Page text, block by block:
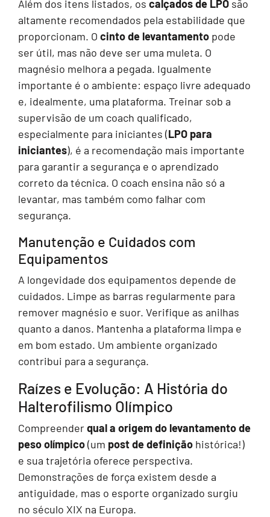
Além dos itens listados, os calçados de LPO são
altamente recomendados pela estabilidade que
proporcionam. O cinto de levantamento pode
ser útil, mas não deve ser uma muleta. O
magnésio melhora a pegada. Igualmente
importante é o ambiente: espaço livre adequado
e, idealmente, uma plataforma. Treinar sob a
supervisão de um coach qualificado,
especialmente para iniciantes (LPO para
iniciantes), é a recomendação mais importante
para garantir a segurança e o aprendizado
correto da técnica. O coach ensina não só a
levantar, mas também como falhar com
segurança.
Manutenção e Cuidados com
Equipamentos
A longevidade dos equipamentos depende de
cuidados. Limpe as barras regularmente para
remover magnésio e suor. Verifique as anilhas
quanto a danos. Mantenha a plataforma limpa e
em bom estado. Um ambiente organizado
contribui para a segurança.
Raízes e Evolução: A História do
Halterofilismo Olímpico
Compreenderqual a origem do levantamento de
peso olímpico(um post de definição histórica!)
e sua trajetória oferece perspectiva.
Demonstrações de força existem desde a
antiguidade, mas o esporte organizado surgiu
no século XIX na Europa.